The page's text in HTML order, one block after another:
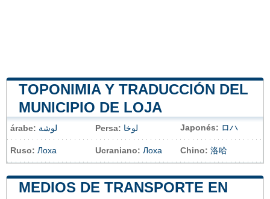
TOPONIMIA Y TRADUCCIÓN DEL
MUNICIPIO DE LOJA
árabe: لوشة Persa: لوخا Japonés: ロハ
Ruso: Лоха Ucraniano: Лоха Chino: 洛哈
MEDIOS DE TRANSPORTE EN